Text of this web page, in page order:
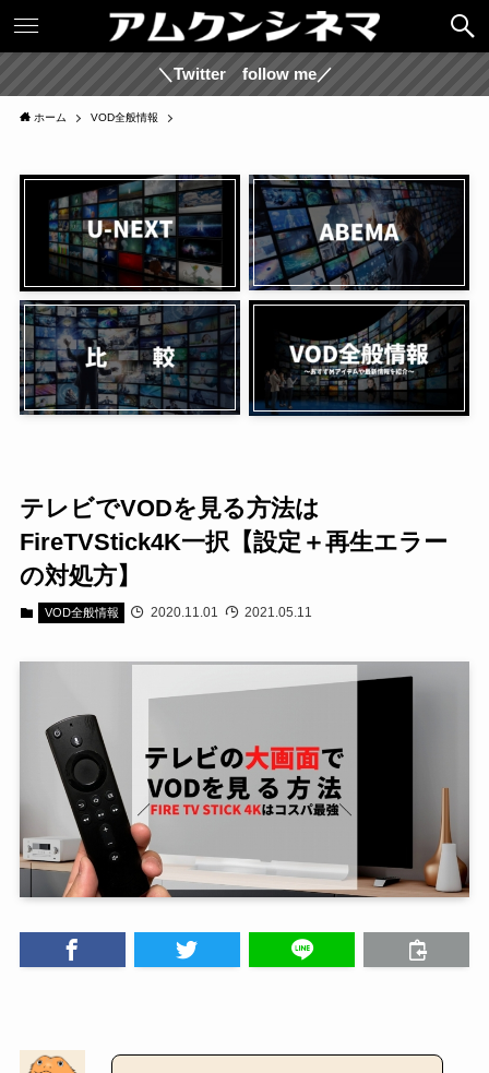
＼Twitter follow me／
ホーム VOD全般情報
テレビでVODを見る方法は
FireTVStick4K一択【設定＋再生エラー
の対処方】
VOD全般情報 2020.11.01 2021.05.11